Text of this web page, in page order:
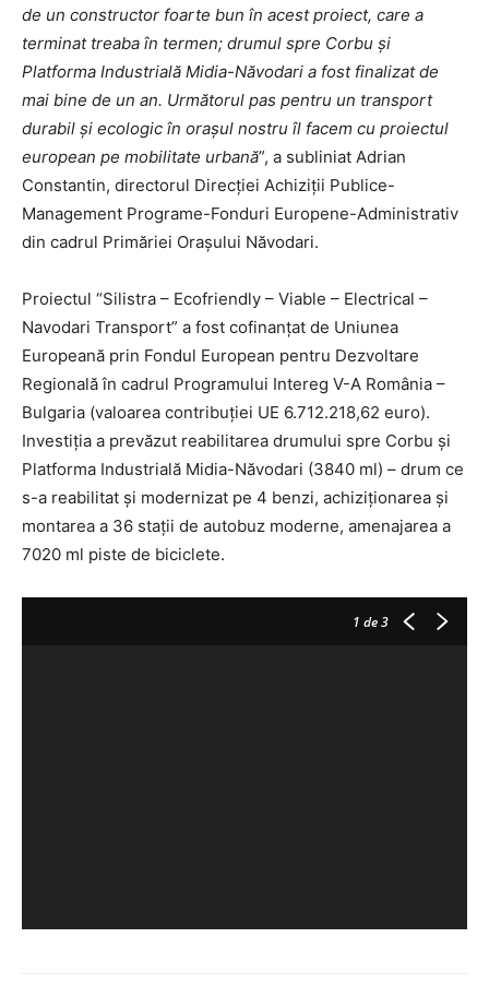
de un constructor foarte bun în acest proiect, care a
terminat treaba în termen; drumul spre Corbu și
Platforma Industrială Midia-Năvodari a fost finalizat de
mai bine de un an. Următorul pas pentru un transport
durabil și ecologic în orașul nostru îl facem cu proiectul
european pe mobilitate urbană”, a subliniat Adrian
Constantin, directorul Direcției Achiziții Publice-
Management Programe-Fonduri Europene-Administrativ
din cadrul Primăriei Orașului Năvodari.
Proiectul “Silistra – Ecofriendly – Viable – Electrical –
Navodari Transport” a fost cofinanțat de Uniunea
Europeană prin Fondul European pentru Dezvoltare
Regională în cadrul Programului Intereg V-A România –
Bulgaria (valoarea contribuției UE 6.712.218,62 euro).
Investiția a prevăzut reabilitarea drumului spre Corbu și
Platforma Industrială Midia-Năvodari (3840 ml) – drum ce
s-a reabilitat și modernizat pe 4 benzi, achiziționarea și
montarea a 36 stații de autobuz moderne, amenajarea a
7020 ml piste de biciclete.
1 de 3